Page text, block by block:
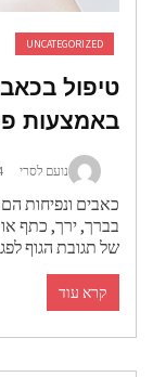
UNCATEGORIZED
בכאבים
נועם לסרי 4 נובמבר, 2025
ונפיחות הם
ירך, כתף או
תגובת הגוף לפגיעה
קרא עוד